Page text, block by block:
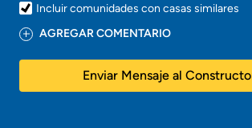
Incluir comunidades con casas similares
AGREGAR COMENTARIO
Enviar Mensaje al